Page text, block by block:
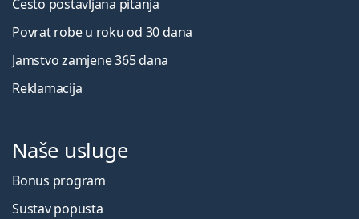
Često postavljana pitanja
Povrat robe u roku od 30 dana
Jamstvo zamjene 365 dana
Reklamacija
Naše usluge
Bonus program
Sustav popusta